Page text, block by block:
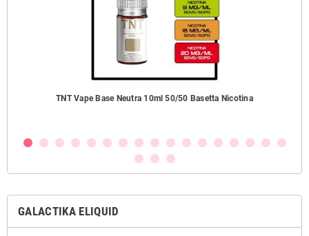
TNT Vape Base Neutra 10ml 50/50 Basetta Nicotina
GALACTIKA ELIQUID